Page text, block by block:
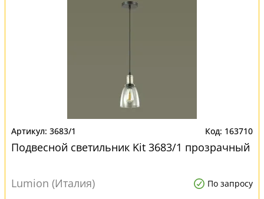
3683/1 163710
Подвесной светильник Kit 3683/1 прозрачный
Lumion (Италия) По запросу